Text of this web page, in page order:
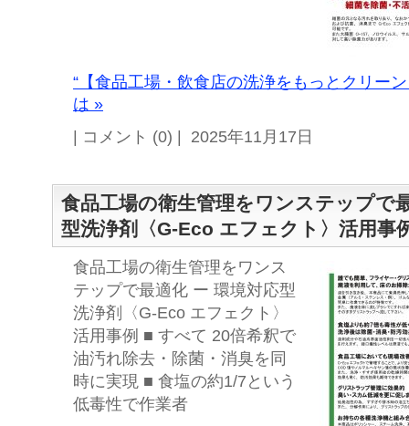
“【食品工場・飲食店の洗浄をもっとクリー
は »
| コメント (0) | 2025年11月17日
食品工場の衛生管理をワンステップで
型洗浄剤〈G-Eco エフェクト〉活用事
食品工場の衛生管理をワンス
テップで最適化 ー 環境対応型
洗浄剤〈G-Eco エフェクト〉
活用事例 ■ すべて 20倍希釈で
油汚れ除去・除菌・消臭を同
時に実現 ■ 食塩の約1/7という
低毒性で作業者